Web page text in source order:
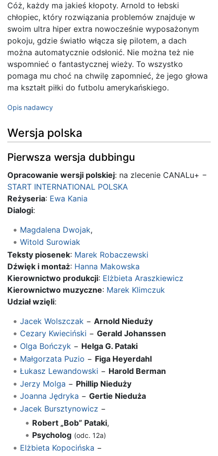
Cóż, każdy ma jakieś kłopoty. Arnold to łebski
chłopiec, który rozwiązania problemów znajduje w
swoim ultra hiper extra nowocześnie wyposażonym
pokoju, gdzie światło włącza się pilotem, a dach
można automatycznie odsłonić. Nie można też nie
wspomnieć o fantastycznej wieży. To wszystko
pomaga mu choć na chwilę zapomnieć, że jego głowa
ma kształt piłki do futbolu amerykańskiego.
Opis nadawcy
Wersja polska
Pierwsza wersja dubbingu
Opracowanie wersji polskiej: na zlecenie CANALu+ −
START INTERNATIONAL POLSKA
Reżyseria: Ewa Kania
Dialogi:
Magdalena Dwojak,
Witold Surowiak
Teksty piosenek: Marek Robaczewski
Dźwięk i montaż: Hanna Makowska
Kierownictwo produkcji: Elżbieta Araszkiewicz
Kierownictwo muzyczne: Marek Klimczuk
Udział wzięli:
Jacek Wolszczak − Arnold Nieduży
Cezary Kwieciński − Gerald Johanssen
Olga Bończyk− Helga G. Pataki
Małgorzata Puzio − Figa Heyerdahl
Łukasz Lewandowski − Harold Berman
Jerzy Molga − Phillip Nieduży
Joanna Jędryka − Gertie Nieduża
Jacek Bursztynowicz −
Robert „Bob” Pataki,
Psycholog (odc. 12a)
Elżbieta Kopocińska −